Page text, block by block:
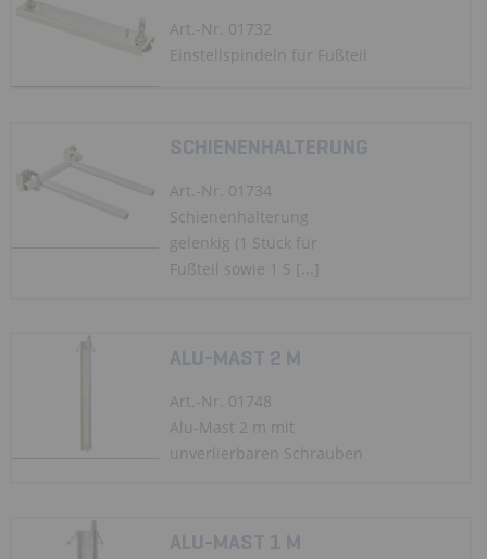
Art.-Nr. 01732
Einstellspindeln für Fußteil
SCHIENENHALTERUNG
Art.-Nr. 01734
Schienenhalterung
gelenkig (1 Stück für
Fußteil sowie 1 S [...]
ALU-MAST 2 M
Art.-Nr. 01748
Alu-Mast 2 m mit
unverlierbaren Schrauben
ALU-MAST 1 M